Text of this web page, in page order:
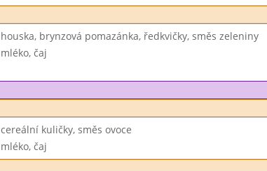
houska, brynzová pomazánka, ředkvičky, směs zeleniny
mléko, čaj
cereální kuličky, směs ovoce
mléko, čaj